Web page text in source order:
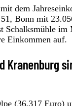
dem
Bonn mit
Schalksmühle im
Einkommen auf.
Kranenburg
(36.317 Euro)